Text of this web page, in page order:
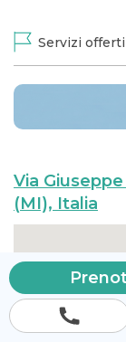
Servizi offerti
Via
(MI), Italia